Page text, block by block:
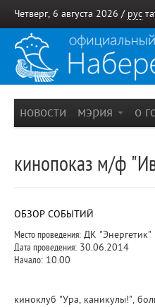
Четверг, 6 августа 2026 / рус
новости мэрия о
кинопоказ м/ф
ОБЗОР СОБЫТИЙ
Место проведения: ДК "Энергетик"
Дата проведения: 30.06.2014
Начало: 10.00
киноклуб "Ура, каникулы!",